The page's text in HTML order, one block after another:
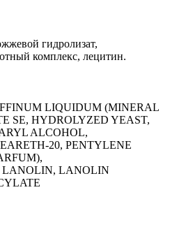
гидролизат,
комплекс, лецитин.
LIQUIDUM (MINERAL
SE, HYDROLYZED YEAST,
ALCOHOL,
20, PENTYLENE
LANOLIN